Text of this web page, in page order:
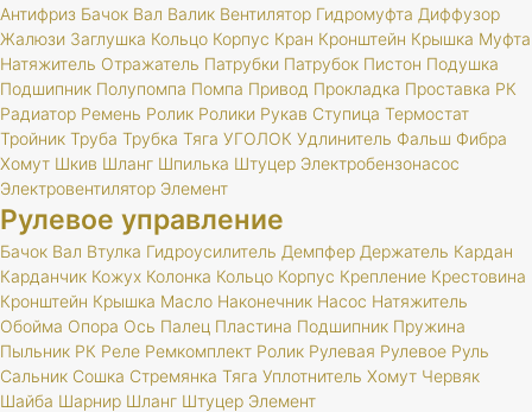
Антифриз Бачок Вал Валик Вентилятор Гидромуфта Диффузор
Жалюзи Заглушка Кольцо Корпус Кран Кронштейн Крышка Муфта
Натяжитель Отражатель Патрубки Патрубок Пистон Подушка
Подшипник Полупомпа Помпа Привод Прокладка Проставка РК
Радиатор Ремень Ролик Ролики Рукав Ступица Термостат
Тройник Труба Трубка Тяга УГОЛОК Удлинитель Фальш Фибра
Хомут Шкив Шланг Шпилька Штуцер Электробензонасос
Электровентилятор Элемент
Рулевое управление
Бачок Вал Втулка Гидроусилитель Демпфер Держатель Кардан
Карданчик Кожух Колонка Кольцо Корпус Крепление Крестовина
Кронштейн Крышка Масло Наконечник Насос Натяжитель
Обойма Опора Ось Палец Пластина Подшипник Пружина
Пыльник РК Реле Ремкомплект Ролик Рулевая Рулевое Руль
Сальник Сошка Стремянка Тяга Уплотнитель Хомут Червяк
Шайба Шарнир Шланг Штуцер Элемент